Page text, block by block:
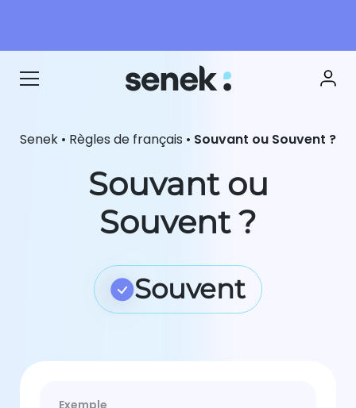
Senek • Règles de français • Souvant ou Souvent ?
Souvant ou
Souvent ?
Souvent
Exemple